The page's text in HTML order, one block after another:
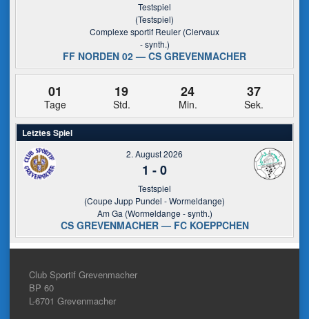
Testspiel
(Testspiel)
Complexe sportif Reuler (Clervaux
- synth.)
FF NORDEN 02 — CS GREVENMACHER
01
Tage
19
Std.
24
Min.
37
Sek.
Letztes Spiel
2. August 2026
1 -0
Testspiel
(Coupe Jupp Pundel - Wormeldange)
Am Ga (Wormeldange - synth.)
CS GREVENMACHER — FC KOEPPCHEN
Club Sportif Grevenmacher
BP 60
L-6701 Grevenmacher